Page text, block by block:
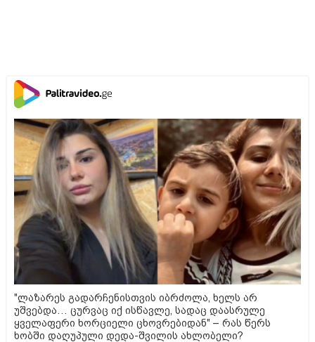
"ლაზარეს გადარჩენისთვის იბრძოლა, ხელს არ
უშვებდა… ცურვაც იქ ისწავლე, სადაც დაასრულე
ყველაფერი ხორციელი ცხოვრებიდან" – რას წერს
ხობში დაღუპული დედა-შვილის ახლობელი?